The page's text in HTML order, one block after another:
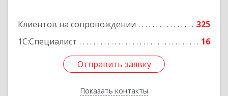
Клиентов на сопровождении
325
1С:Специалист
16
Отправить заявку
Показать контакты
Отправить заявку
Назад